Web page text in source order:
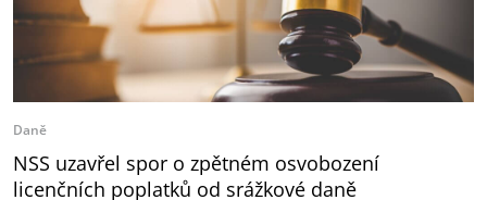
Daně
NSS uzavřel spor o zpětném osvobození
licenčních poplatků od srážkové daně